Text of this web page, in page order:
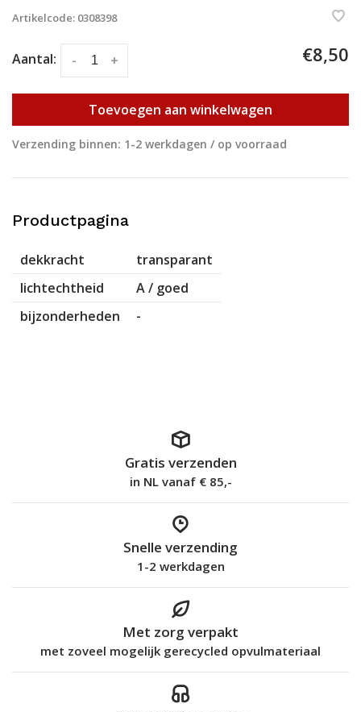
Artikelcode: 0308398
Aantal: +
- €8,50
Toevoegen aan winkelwagen
Verzending binnen: 1-2 werkdagen / op voorraad
Productpagina
dekkracht
transparant
lichtechtheid
A / goed
bijzonderheden
-
Gratis verzenden
in NL vanaf € 85,-
Snelle verzending
1-2 werkdagen
Met zorg verpakt
met zoveel mogelijk gerecycled opvulmateriaal